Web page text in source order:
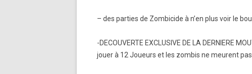
– des parties de Zombicide à n’en plus voir le
-DECOUVERTE EXCLUSIVE DE LA DERNIERE
jouer à 12 Joueurs et les zombis ne meurent